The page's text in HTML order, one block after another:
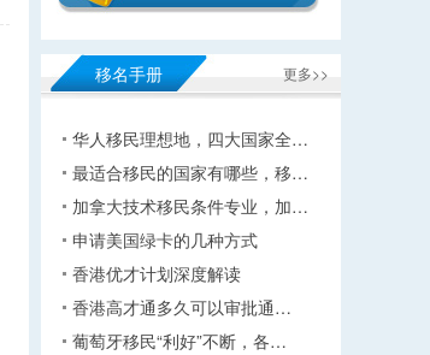
更多>>
移名手册
华人移民理想地，四大国家全…
最适合移民的国家有哪些，移…
加拿大技术移民条件专业，加…
申请美国绿卡的几种方式
香港优才计划深度解读
香港高才通多久可以审批通…
葡萄牙移民“利好”不断，各…